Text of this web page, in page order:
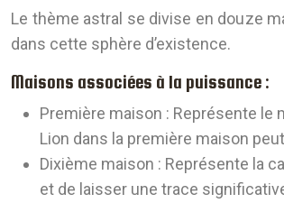
Le thème astral se divise en douze
dans cette sphère d’existence.
Maisons associées à la puissance :
Première maison : Représente le
Lion dans la première maison
Dixième maison : Représente la
et de laisser une trace